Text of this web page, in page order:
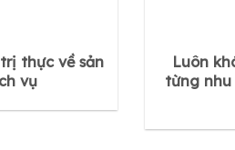
thực về sản
vụ
Luôn
từng